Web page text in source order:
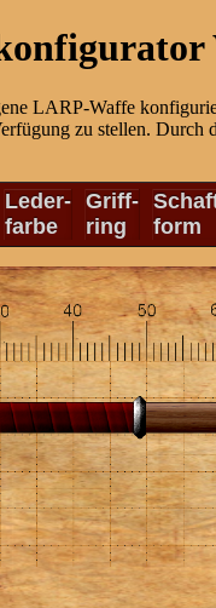
LARP-Waffe
zu stellen.
Leder-
farbe
Griff-
ring
form